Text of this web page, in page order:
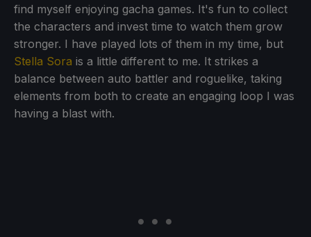
find myself enjoying gacha games. It's fun to collect
the characters and invest time to watch them grow
stronger. I have played lots of them in my time, but
Stella Sora is a little different to me. It strikes a
balance between auto battler and roguelike, taking
elements from both to create an engaging loop I was
having a blast with.